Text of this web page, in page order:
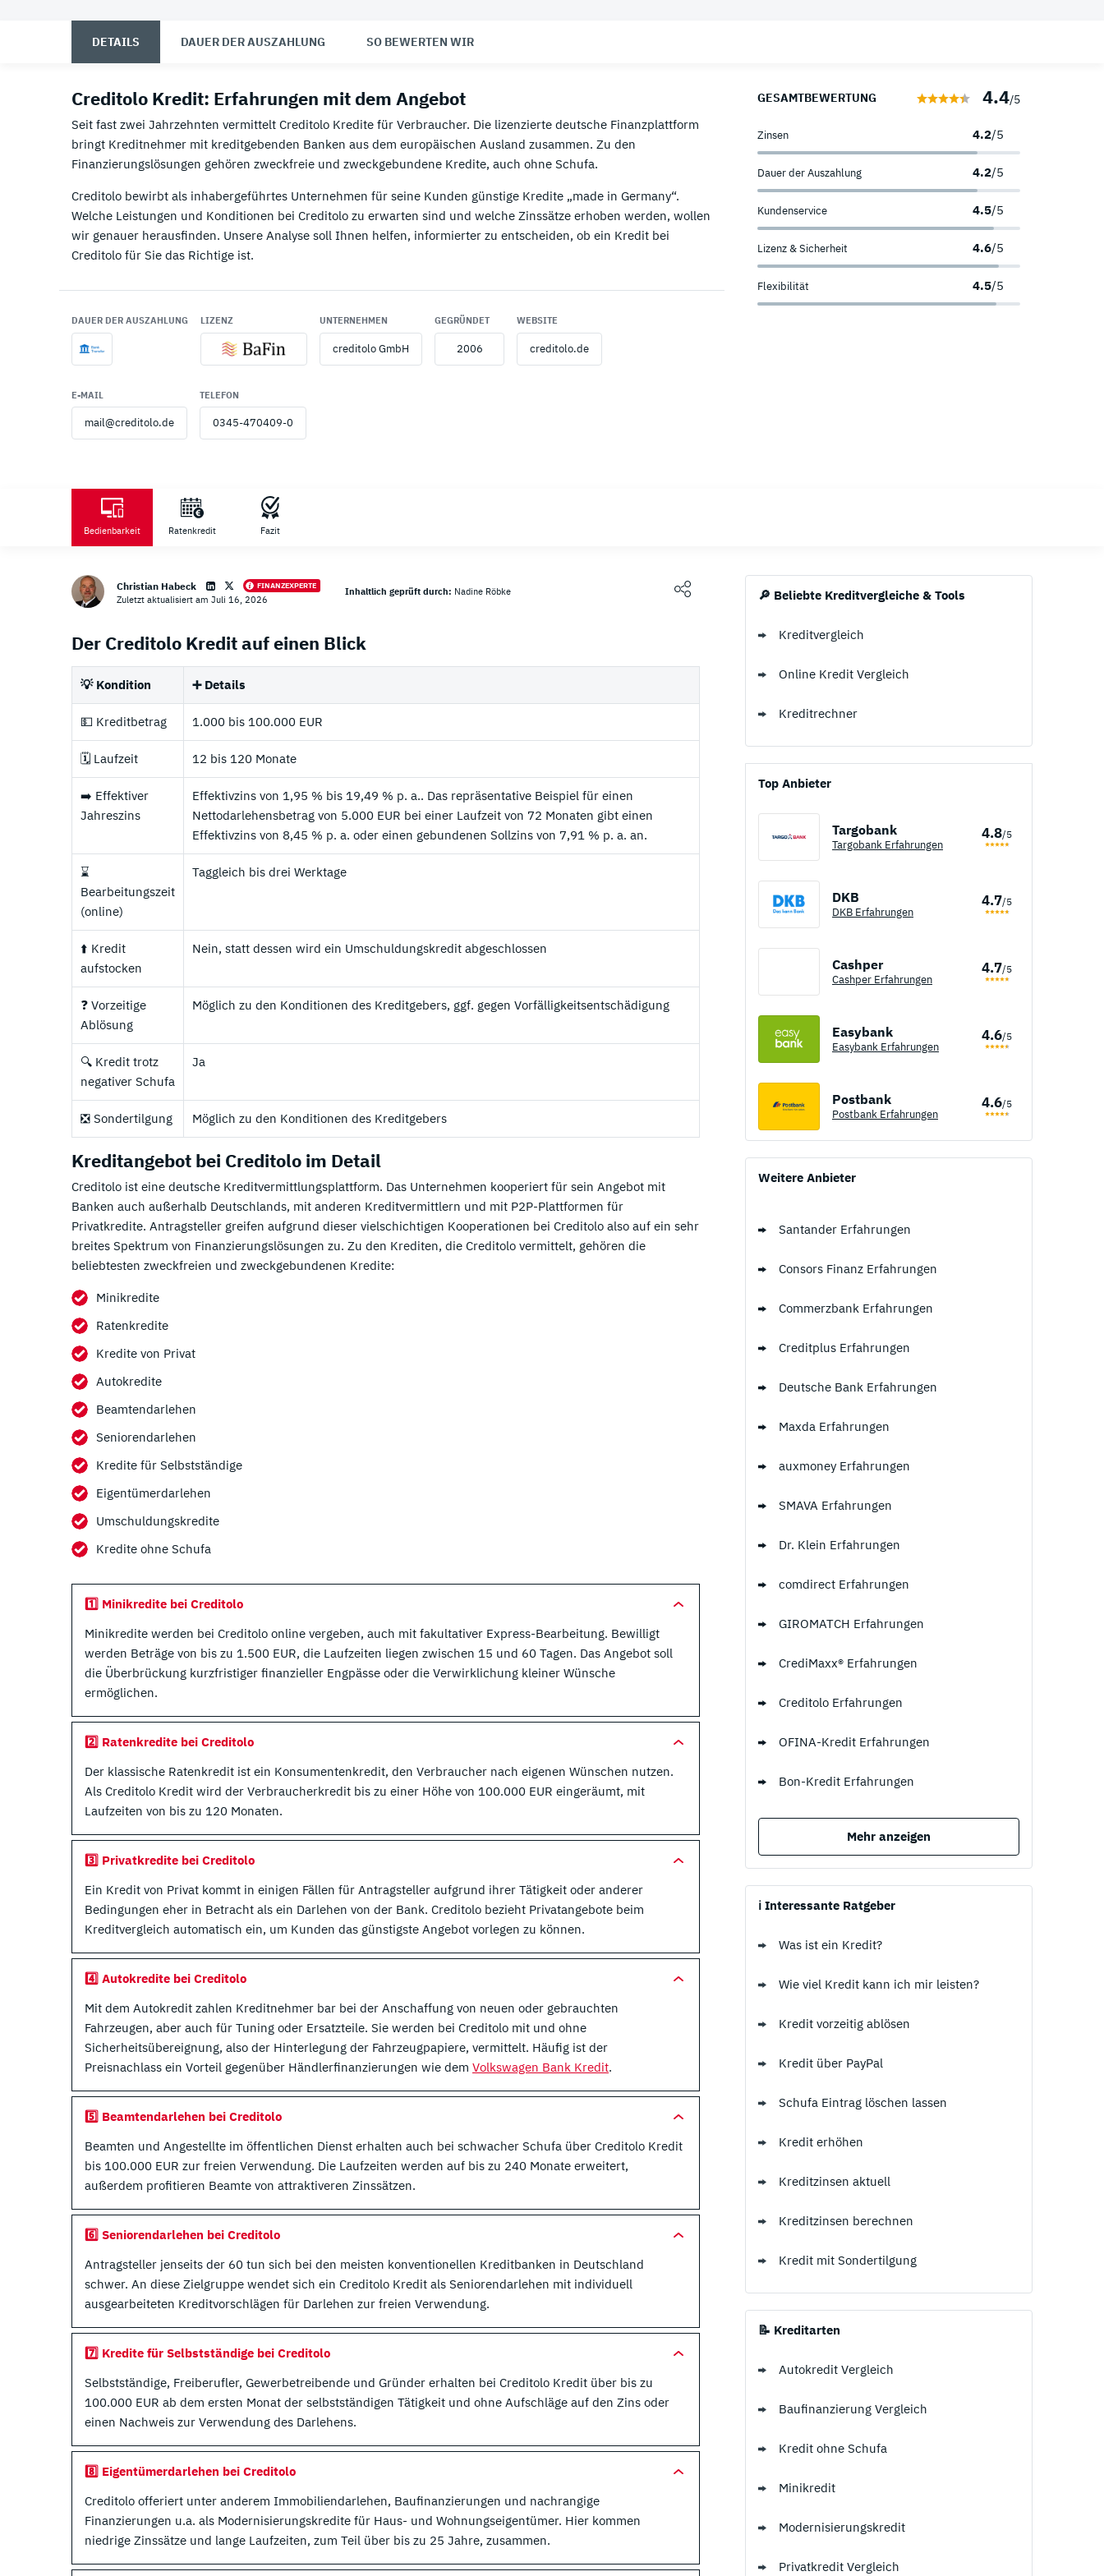
08. Commerzbank Erfahrungen
10. Deutsche Bank Erfahrungen
Kreditzinsen berechnen Kredit für Selbstständige
08. awa7 Erfahrungen
10. C24 Erfahrungen
11. N26 Kreditkarte Erfahrungen
Visa Kreditkarten
🌴 Kreditkarten für Reisen
Beste Kreditkarte für Reisen
Wann werden Kreditkarten abgerechnet?
Was ist eine Kreditkartenkennung?
DETAILS DAUER DER AUSZAHLUNG SO BEWERTEN WIR
Creditolo Kredit: Erfahrungen mit dem Angebot
Seit fast zwei Jahrzehnten vermittelt Creditolo Kredite für Verbraucher. Die lizenzierte deutsche Finanzplattform
bringt Kreditnehmer mit kreditgebenden Banken aus dem europäischen Ausland zusammen. Zu den
Finanzierungslösungen gehören zweckfreie und zweckgebundene Kredite, auch ohne Schufa.
Creditolo bewirbt als inhabergeführtes Unternehmen für seine Kunden günstige Kredite „made in Germany“.
Welche Leistungen und Konditionen bei Creditolo zu erwarten sind und welche Zinssätze erhoben werden, wollen
wir genauer herausfinden. Unsere Analyse soll Ihnen helfen, informierter zu entscheiden, ob ein Kredit bei
Creditolo für Sie das Richtige ist.
DAUER DER AUSZAHLUNG LIZENZ UNTERNEHMEN
creditolo GmbH
GEGRÜNDET
2006
WEBSITE
creditolo.de
E-MAIL
mail@creditolo.de
TELEFON
0345-470409-0
GESAMTBEWERTUNG 4.4/5
Zinsen 4.2/5
Dauer der Auszahlung 4.2/5
Kundenservice 4.5/5
Lizenz & Sicherheit 4.6/5
Flexibilität 4.5/5
Bedienbarkeit Ratenkredit Fazit
Christian Habeck FINANZEXPERTE
Zuletzt aktualisiert am Juli 16, 2026
Inhaltlich geprüft durch: Nadine Röbke
Der Creditolo Kredit auf einen Blick
💡 Kondition ➕ Details
💵 Kreditbetrag 1.000 bis 100.000 EUR
🗓️ Laufzeit 12 bis 120 Monate
➡️ Effektiver
Jahreszins
Effektivzins von 1,95 % bis 19,49 % p. a.. Das repräsentative Beispiel für einen
Nettodarlehensbetrag von 5.000 EUR bei einer Laufzeit von 72 Monaten gibt einen
Effektivzins von 8,45 % p. a. oder einen gebundenen Sollzins von 7,91 % p. a. an.
⌛
Bearbeitungszeit
(online)
Taggleich bis drei Werktage
⬆️ Kredit
aufstocken
Nein, statt dessen wird ein Umschuldungskredit abgeschlossen
❓ Vorzeitige
Ablösung
Möglich zu den Konditionen des Kreditgebers, ggf. gegen Vorfälligkeitsentschädigung
🔍 Kredit trotz
negativer Schufa
Ja
❎ Sondertilgung Möglich zu den Konditionen des Kreditgebers
Kreditangebot bei Creditolo im Detail
Creditolo ist eine deutsche Kreditvermittlungsplattform. Das Unternehmen kooperiert für sein Angebot mit
Banken auch außerhalb Deutschlands, mit anderen Kreditvermittlern und mit P2P-Plattformen für
Privatkredite. Antragsteller greifen aufgrund dieser vielschichtigen Kooperationen bei Creditolo also auf ein sehr
breites Spektrum von Finanzierungslösungen zu. Zu den Krediten, die Creditolo vermittelt, gehören die
beliebtesten zweckfreien und zweckgebundenen Kredite:
Minikredite
Ratenkredite
Kredite von Privat
Autokredite
Beamtendarlehen
Seniorendarlehen
Kredite für Selbstständige
Eigentümerdarlehen
Umschuldungskredite
Kredite ohne Schufa
1️⃣ Minikredite bei Creditolo
Minikredite werden bei Creditolo online vergeben, auch mit fakultativer Express-Bearbeitung. Bewilligt
werden Beträge von bis zu 1.500 EUR, die Laufzeiten liegen zwischen 15 und 60 Tagen. Das Angebot soll
die Überbrückung kurzfristiger finanzieller Engpässe oder die Verwirklichung kleiner Wünsche
ermöglichen.
2️⃣ Ratenkredite bei Creditolo
Der klassische Ratenkredit ist ein Konsumentenkredit, den Verbraucher nach eigenen Wünschen nutzen.
Als Creditolo Kredit wird der Verbraucherkredit bis zu einer Höhe von 100.000 EUR eingeräumt, mit
Laufzeiten von bis zu 120 Monaten.
3️⃣ Privatkredite bei Creditolo
Ein Kredit von Privat kommt in einigen Fällen für Antragsteller aufgrund ihrer Tätigkeit oder anderer
Bedingungen eher in Betracht als ein Darlehen von der Bank. Creditolo bezieht Privatangebote beim
Kreditvergleich automatisch ein, um Kunden das günstigste Angebot vorlegen zu können.
4️⃣ Autokredite bei Creditolo
Mit dem Autokredit zahlen Kreditnehmer bar bei der Anschaffung von neuen oder gebrauchten
Fahrzeugen, aber auch für Tuning oder Ersatzteile. Sie werden bei Creditolo mit und ohne
Sicherheitsübereignung, also der Hinterlegung der Fahrzeugpapiere, vermittelt. Häufig ist der
Preisnachlass ein Vorteil gegenüber Händlerfinanzierungen wie dem Volkswagen Bank Kredit.
5️⃣ Beamtendarlehen bei Creditolo
Beamten und Angestellte im öffentlichen Dienst erhalten auch bei schwacher Schufa über Creditolo Kredit
bis 100.000 EUR zur freien Verwendung. Die Laufzeiten werden auf bis zu 240 Monate erweitert,
außerdem profitieren Beamte von attraktiveren Zinssätzen.
6️⃣ Seniorendarlehen bei Creditolo
Antragsteller jenseits der 60 tun sich bei den meisten konventionellen Kreditbanken in Deutschland
schwer. An diese Zielgruppe wendet sich ein Creditolo Kredit als Seniorendarlehen mit individuell
ausgearbeiteten Kreditvorschlägen für Darlehen zur freien Verwendung.
7️⃣ Kredite für Selbstständige bei Creditolo
Selbstständige, Freiberufler, Gewerbetreibende und Gründer erhalten bei Creditolo Kredit über bis zu
100.000 EUR ab dem ersten Monat der selbstständigen Tätigkeit und ohne Aufschläge auf den Zins oder
einen Nachweis zur Verwendung des Darlehens.
8️⃣ Eigentümerdarlehen bei Creditolo
Creditolo offeriert unter anderem Immobiliendarlehen, Baufinanzierungen und nachrangige
Finanzierungen u.a. als Modernisierungskredite für Haus- und Wohnungseigentümer. Hier kommen
niedrige Zinssätze und lange Laufzeiten, zum Teil über bis zu 25 Jahre, zusammen.
🔎 Beliebte Kreditvergleiche & Tools
Kreditvergleich
Online Kredit Vergleich
Kreditrechner
Top Anbieter
Targobank
Targobank Erfahrungen
4.8/5
DKB
DKB Erfahrungen
4.7/5
Cashper
Cashper Erfahrungen
4.7/5
Easybank
Easybank Erfahrungen
4.6/5
Postbank
Postbank Erfahrungen
4.6/5
Weitere Anbieter
Santander Erfahrungen
Consors Finanz Erfahrungen
Commerzbank Erfahrungen
Creditplus Erfahrungen
Deutsche Bank Erfahrungen
Maxda Erfahrungen
auxmoney Erfahrungen
SMAVA Erfahrungen
Dr. Klein Erfahrungen
comdirect Erfahrungen
GIROMATCH Erfahrungen
CrediMaxx® Erfahrungen
Creditolo Erfahrungen
OFINA-Kredit Erfahrungen
Bon-Kredit Erfahrungen
Mehr anzeigen
ℹ️ Interessante Ratgeber
Was ist ein Kredit?
Wie viel Kredit kann ich mir leisten?
Kredit vorzeitig ablösen
Kredit über PayPal
Schufa Eintrag löschen lassen
Kredit erhöhen
Kreditzinsen aktuell
Kreditzinsen berechnen
Kredit mit Sondertilgung
📝 Kreditarten
Autokredit Vergleich
Baufinanzierung Vergleich
Kredit ohne Schufa
Minikredit
Modernisierungskredit
Privatkredit Vergleich